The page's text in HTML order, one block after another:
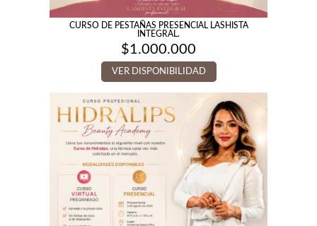
CURSO DE PESTAÑAS PRESENCIAL LASHISTA
INTEGRAL.
$1.000.000
VER DISPONIBILIDAD